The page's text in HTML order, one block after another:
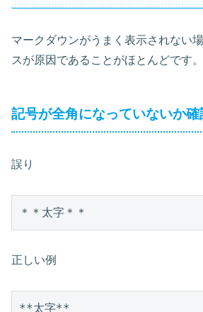
マークダウンがうまく表示されない
スが原因であることがほとんどです。
記号が全角になっていないか確
誤り
正しい例